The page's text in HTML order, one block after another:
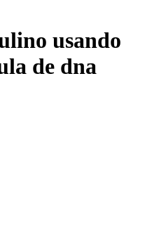
usando
de dna